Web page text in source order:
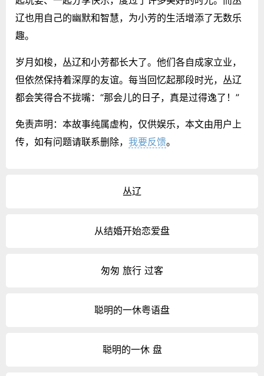
辽也用自己的幽默和智慧，为小芳的生活增添了无数乐
趣。
岁月如梭，丛辽和小芳都长大了。他们各自成家立业，
但依然保持着深厚的友谊。每当回忆起那段时光，丛辽
都会笑得合不拢嘴：“那会儿的日子，真是过得逸了！”
免责声明：本故事纯属虚构，仅供娱乐，本文由用户上
传，如有问题请联系删除， 我要反馈。
丛辽
从结婚开始恋爱盘
匆匆 旅行 过客
聪明的一休粤语盘
聪明的一休 盘